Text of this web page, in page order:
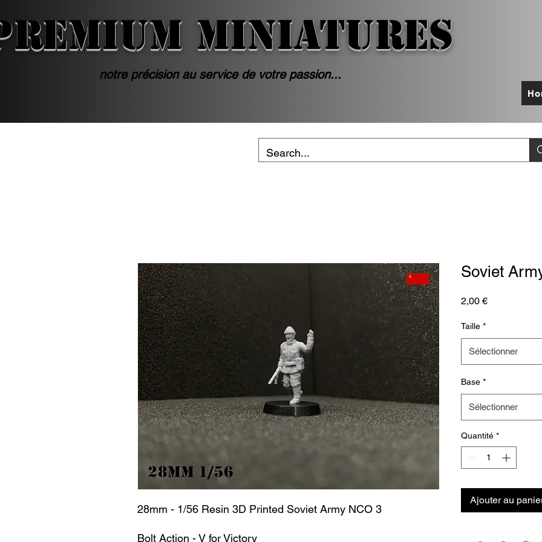
MINIATURES
notre précision au service de votre passion...
28mm - 1/56 Resin 3D Printed Soviet Army NCO 3
Bolt Action - V for Victory
Soviet
2,00 €Prix
Taille *
Sélectionner
Base *
Sélectionner
Quantité *
Ajouter au